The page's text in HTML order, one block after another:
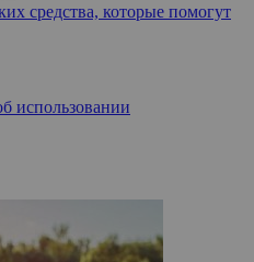
средства, которые помогут
использовании